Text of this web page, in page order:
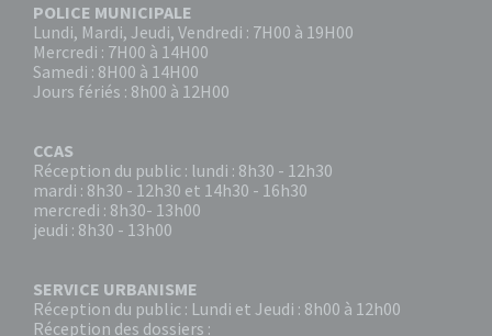
POLICE MUNICIPALE
Lundi, Mardi, Jeudi, Vendredi : 7H00 à 19H00
Mercredi : 7H00 à 14H00
Samedi : 8H00 à 14H00
Jours fériés : 8h00 à 12H00
CCAS
Réception du public : lundi : 8h30 - 12h30
mardi : 8h30 - 12h30 et 14h30 - 16h30
mercredi : 8h30- 13h00
jeudi : 8h30 - 13h00
SERVICE URBANISME
Réception du public : Lundi et Jeudi : 8h00 à 12h00
Réception des dossiers :